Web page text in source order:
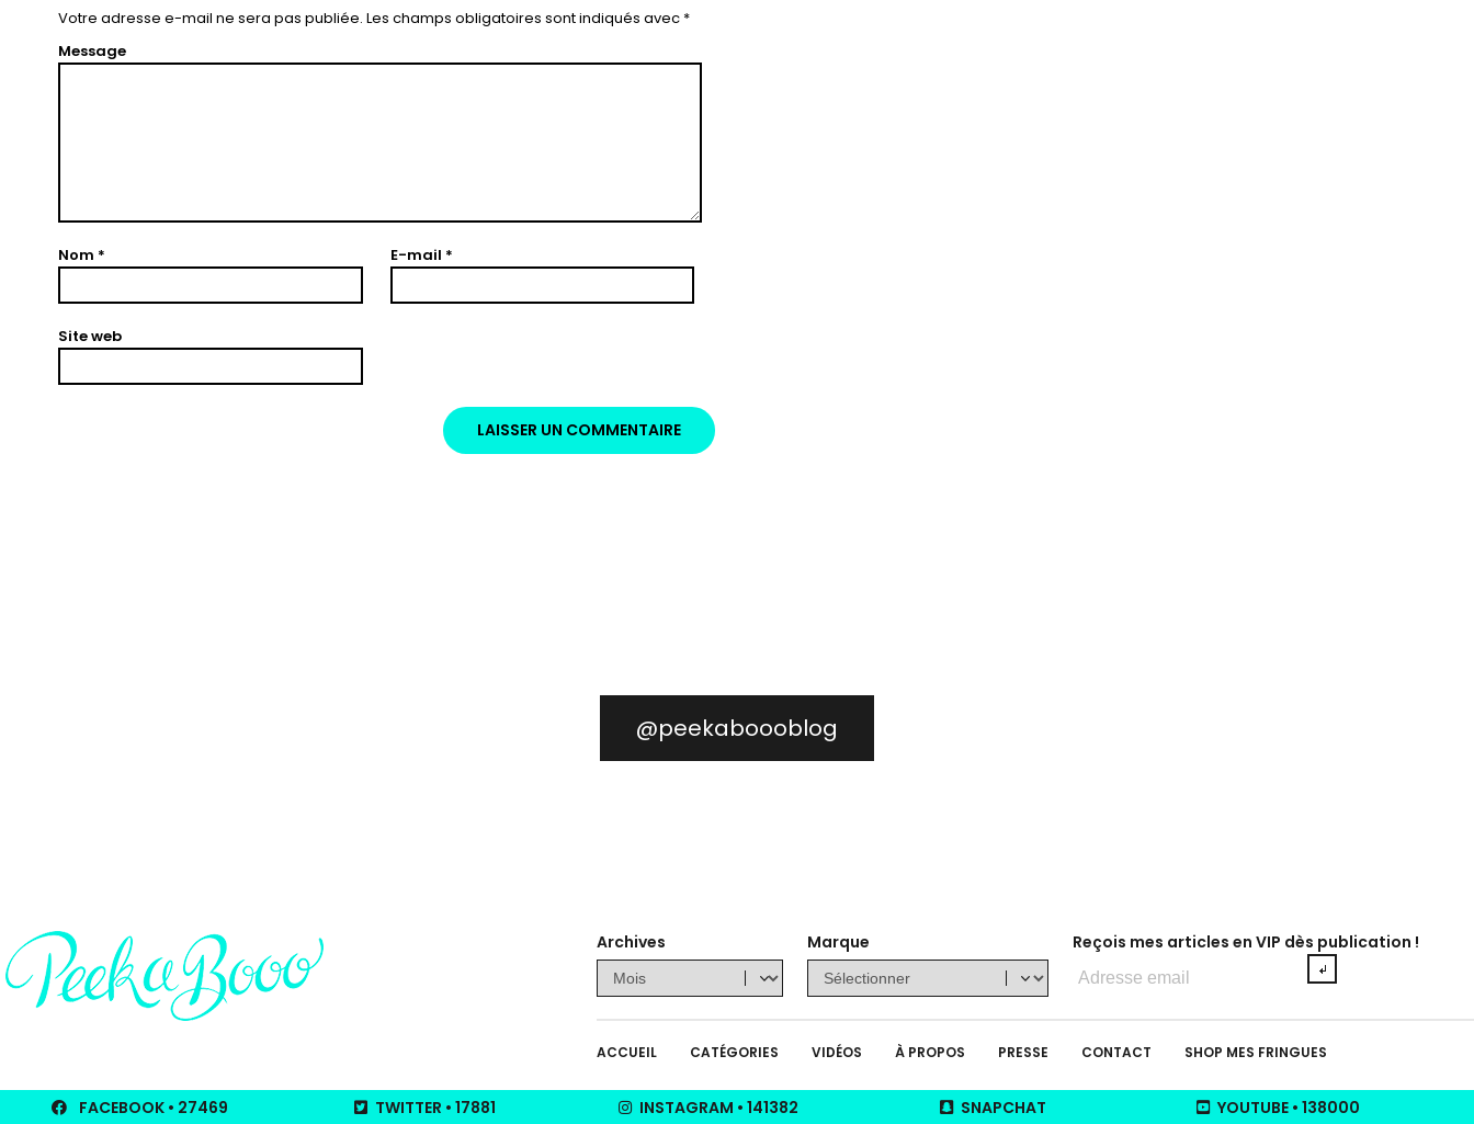
Votre adresse e-mail ne sera pas publiée. Les champs obligatoires sont indiqués avec *
Message
Nom * E-mail *
Site web
@peekaboooblog
Archives Marque
Reçois mes articles en VIP dès publication !
Adresse
e-
ACCUEIL CATÉGORIES VIDÉOS À PROPOS PRESSE CONTACT SHOP MES FRINGUES
FACEBOOK • 27469 TWITTER • 17881 INSTAGRAM •141382 SNAPCHAT YOUTUBE• 138000